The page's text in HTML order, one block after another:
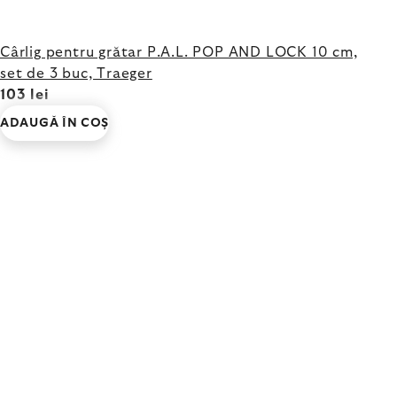
Cârlig pentru grătar P.A.L. POP AND LOCK 10 cm,
set de 3 buc, Traeger
103 lei
ADAUGĂ ÎN COŞ